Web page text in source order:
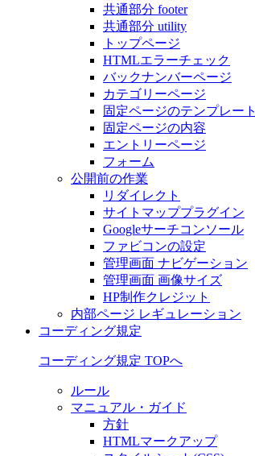
共通部分 footer
共通部分 utility
トップページ
HTMLエラーチェック
バックナンバーページ
カテゴリーページ
固定ページのテンプレート
固定ページの内容
エントリーページ
フォーム
公開前の作業
リダイレクト
サイトマッププラグイン
Googleサーチコンソール
ファビコンの設定
管理画面 ナビゲーション
管理画面 画像サイズ
HP制作クレジット
内部ページ レギュレーション
コーディング規定
コーディング規定 TOPへ
ルール
マニュアル・ガイド
方針
HTMLマークアップ